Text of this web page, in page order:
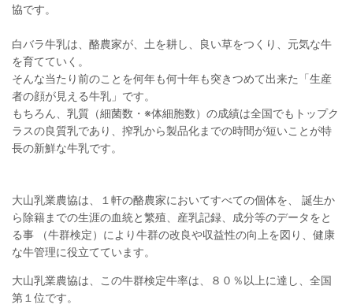
協です。
白バラ牛乳は、酪農家が、土を耕し、良い草をつくり、元気な牛
を育てていく。
そんな当たり前のことを何年も何十年も突きつめて出来た「生産
者の顔が見える牛乳」です。
もちろん、乳質（細菌数・※体細胞数）の成績は全国でもトップク
ラスの良質乳であり、搾乳から製品化までの時間が短いことが特
長の新鮮な牛乳です。
大山乳業農協は、１軒の酪農家においてすべての個体を、 誕生か
ら除籍までの生涯の血統と繁殖、産乳記録、成分等のデータをと
る事 （牛群検定）により牛群の改良や収益性の向上を図り、健康
な牛管理に役立てています。
大山乳業農協は、この牛群検定牛率は、８０％以上に達し、全国
第１位です。